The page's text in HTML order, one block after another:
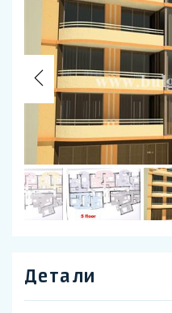
Previous
Детали